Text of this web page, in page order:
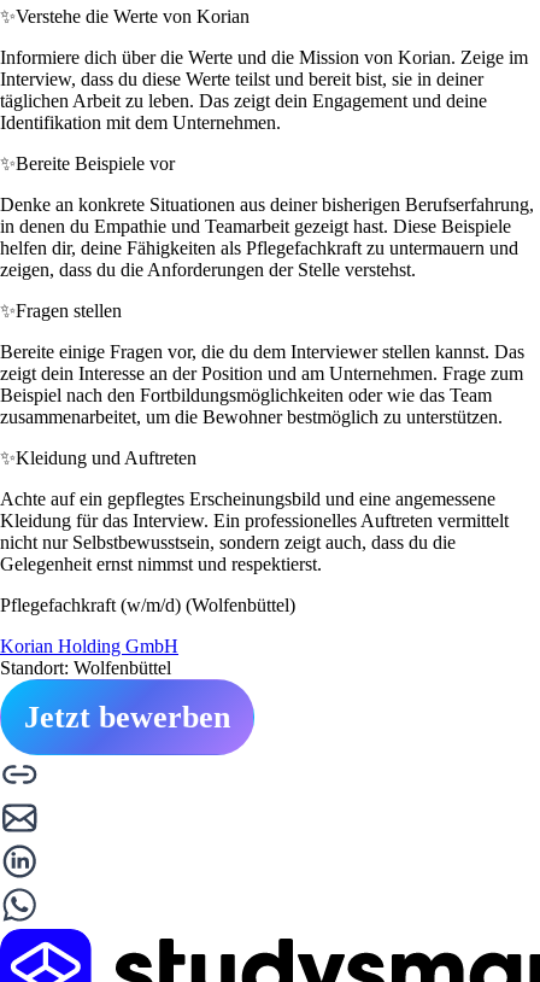
✨Verstehe die Werte von Korian
Informiere dich über die Werte und die Mission von Korian. Zeige im
Interview, dass du diese Werte teilst und bereit bist, sie in deiner
täglichen Arbeit zu leben. Das zeigt dein Engagement und deine
Identifikation mit dem Unternehmen.
✨Bereite Beispiele vor
Denke an konkrete Situationen aus deiner bisherigen Berufserfahrung,
in denen du Empathie und Teamarbeit gezeigt hast. Diese Beispiele
helfen dir, deine Fähigkeiten als Pflegefachkraft zu untermauern und
zeigen, dass du die Anforderungen der Stelle verstehst.
✨Fragen stellen
Bereite einige Fragen vor, die du dem Interviewer stellen kannst. Das
zeigt dein Interesse an der Position und am Unternehmen. Frage zum
Beispiel nach den Fortbildungsmöglichkeiten oder wie das Team
zusammenarbeitet, um die Bewohner bestmöglich zu unterstützen.
✨Kleidung und Auftreten
Achte auf ein gepflegtes Erscheinungsbild und eine angemessene
Kleidung für das Interview. Ein professionelles Auftreten vermittelt
nicht nur Selbstbewusstsein, sondern zeigt auch, dass du die
Gelegenheit ernst nimmst und respektierst.
Pflegefachkraft (w/m/d) (Wolfenbüttel)
Korian Holding GmbH
Standort: Wolfenbüttel
Jetzt bewerben